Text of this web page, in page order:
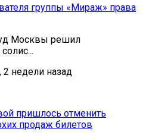
группы «Мираж» права
Москвы решил
, 2 недели назад
пришлось отменить
продаж билетов